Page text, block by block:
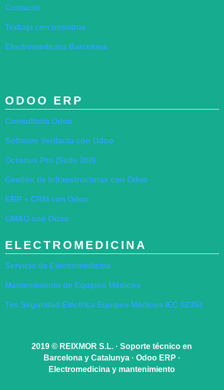
Contacto
Trabaja con nosotros
Electromedicina Barcelona
ODOO ERP
Consultoría Odoo
Software Verifactu con Odoo
Ocronus Pro (Suite 360)
Gestión de Infraestructuras con Odoo
ERP + CRM con Odoo
GMAO con Odoo
ELECTROMEDICINA
Servicio de Electromedicina
Mantenimiento de Equipos Médicos
Tes Seguridad Eléctrica Equipos Médicos IEC 62353
2019© REIXMOR S.L. · Soporte técnico en
Barcelona y Catalunya · Odoo ERP ·
Electromedicina y mantenimiento